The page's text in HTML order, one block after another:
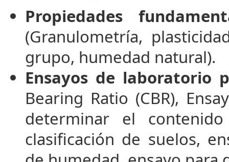
Propiedades
(Granulometría,
grupo, humedad natural).
Ensayos de laboratorio
Bearing Ratio (CBR),
determinar el
clasificación de suelos,